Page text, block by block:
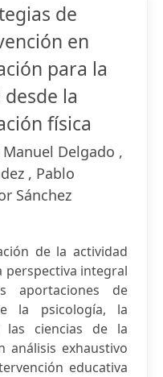
de
en
para la
la
física
Manuel Delgado ,
, Pablo
Sánchez
de la actividad
perspectiva integral
aportaciones de
la psicología, la
las ciencias de la
análisis exhaustivo
educativa